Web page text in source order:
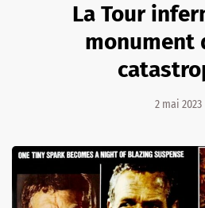
La Tour
monument
2 mai 2023